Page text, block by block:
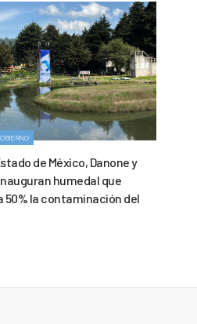
de México, Danone y
humedal que
50% la contaminación del